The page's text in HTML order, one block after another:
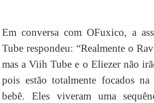
Em conversa com OFuxico, a
Tube respondeu: “Realmente o
mas a Viih Tube e o Eliezer não
pois estão totalmente focados na
bebê. Eles viveram uma